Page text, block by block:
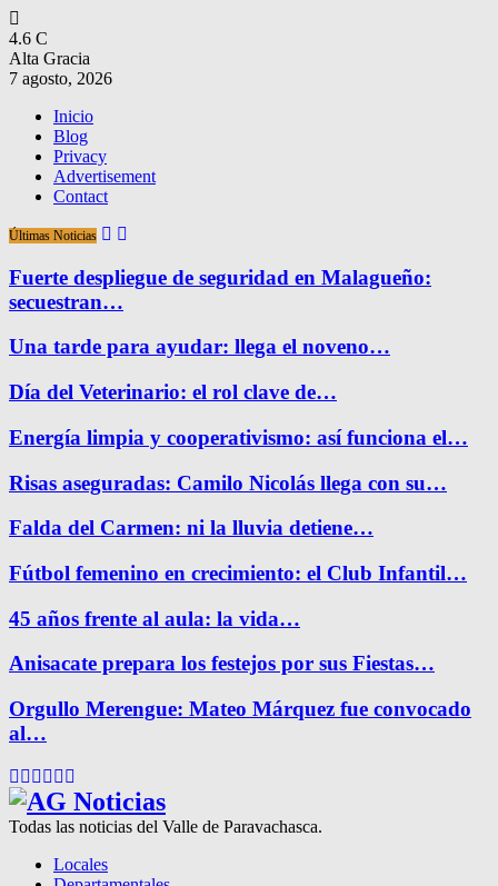
4.6 C
Alta Gracia
7 agosto, 2026
Inicio
Blog
Privacy
Advertisement
Contact
Últimas Noticias
Fuerte despliegue de seguridad en Malagueño:
secuestran…
Una tarde para ayudar: llega el noveno…
Día del Veterinario: el rol clave de…
Energía limpia y cooperativismo: así funciona el…
Risas aseguradas: Camilo Nicolás llega con su…
Falda del Carmen: ni la lluvia detiene…
Fútbol femenino en crecimiento: el Club Infantil…
45 años frente al aula: la vida…
Anisacate prepara los festejos por sus Fiestas…
Orgullo Merengue: Mateo Márquez fue convocado
al…
Facebook
Twitter
Instagram
Pinterest
Google
Todas las noticias del Valle de Paravachasca.
Locales